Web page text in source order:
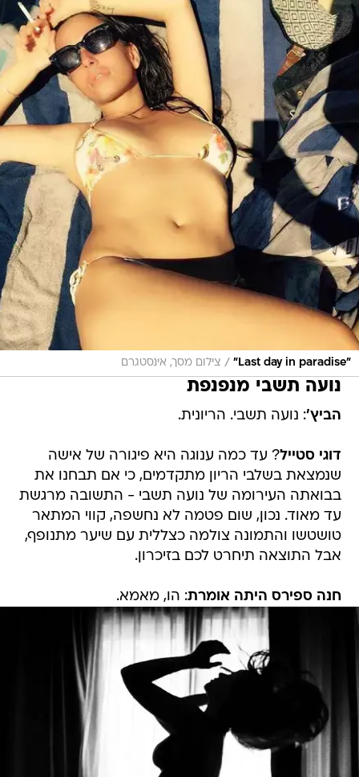
"Last day in paradise"
/ צילום מסך, אינסטגרם
נועה תשבי מנפנפת
הביץ': נועה תשבי. הריונית.
דוגי סטייל? עד כמה ענוגה היא פיגורה של אישה
שנמצאת בשלבי הריון מתקדמים, כי אם תבחנו את
בבואתה העירומה של נועה תשבי - התשובה מרגשת
עד מאוד. נכון, שום פטמה לא נחשפה, קווי המתאר
טושטשו והתמונה צולמה כצללית עם שיער מתנופף,
אבל התוצאה תיחרט לכם בזיכרון.
חנה ספירס היתה אומרת: הו, מאמא.